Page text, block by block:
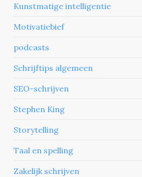
Kunstmatige intelligentie
Motivatiebief
podcasts
Schrijftips algemeen
SEO-schrijven
Stephen King
Storytelling
Taal en spelling
Zakelijk schrijven